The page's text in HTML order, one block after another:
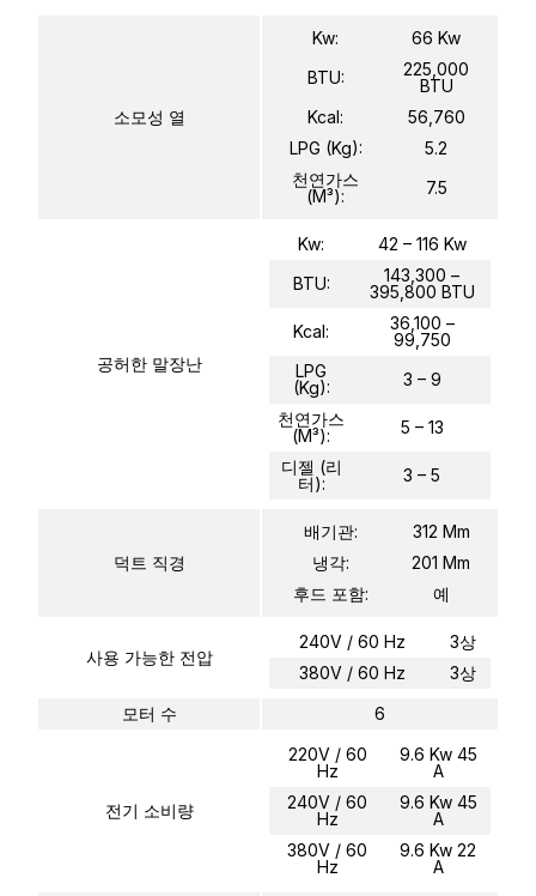
소모성 열
Kw:
66 Kw
BTU:
225,000
BTU
Kcal:
56,760
LPG (Kg):
5.2
천연가스
(m³):
7.5
공허한 말장난
Kw:
42 – 116 Kw
BTU:
143,300 –
395,800 BTU
Kcal:
36,100 –
99,750
LPG
(Kg):
3 – 9
천연가스
(m³):
5 – 13
디젤 (리
터):
3 – 5
덕트 직경
배기관:
312 Mm
냉각:
201 Mm
후드 포함:
예
사용 가능한 전압
240V / 60 Hz
3상
380V / 60 Hz
3상
모터 수
6
전기 소비량
220V / 60
Hz
9.6 Kw 45
A
240V / 60
Hz
9.6 Kw 45
A
380V / 60
Hz
9.6 Kw 22
A